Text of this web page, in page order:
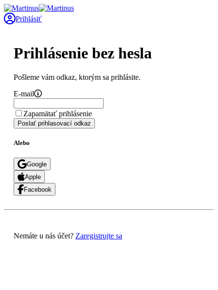
Prihlásiť
Prihlásenie bez hesla
Pošleme vám odkaz, ktorým sa prihlásite.
E-mail
Zapamätať prihlásenie
Poslať prihlasovací odkaz
Alebo
Google
Apple
Facebook
Nemáte u nás účet? Zaregistrujte sa